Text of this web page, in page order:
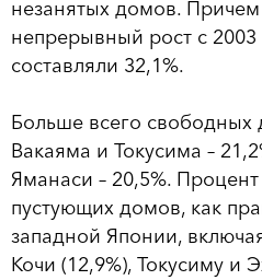
незанятых домов.
непрерывный рост с 2003
составляли 32,1%.
Больше всего свободных
Вакаяма и Токусима –
Яманаси – 20,5%.
пустующих домов, как
западной Японии,
Кочи (12,9%), Токусиму и